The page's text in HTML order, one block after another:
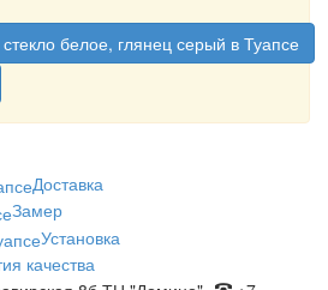
белое, глянец серый в Туапсе
Доставка
Замер
Установка
качества